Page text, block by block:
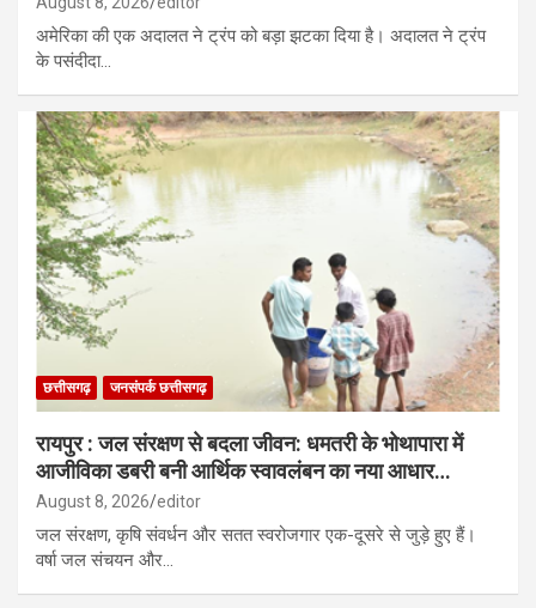
अमेरिका की एक अदालत ने ट्रंप को बड़ा झटका दिया है। अदालत ने ट्रंप
के पसंदीदा…
छत्तीसगढ़ जनसंपर्क छत्तीसगढ़
रायपुर : जल संरक्षण से बदला जीवन: धमतरी के भोथापारा में
आजीविका डबरी बनी आर्थिक स्वावलंबन का नया आधार…
August 8, 2026 editor
जल संरक्षण, कृषि संवर्धन और सतत स्वरोजगार एक-दूसरे से जुड़े हुए हैं।
वर्षा जल संचयन और…